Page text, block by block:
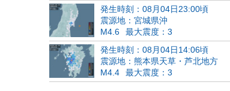
発生時刻：08月04日23:00頃
震源地：宮城県沖
M4.6
最大震度：3
発生時刻：08月04日14:06頃
震源地：熊本県天草・芦北地方
M4.4
最大震度：3